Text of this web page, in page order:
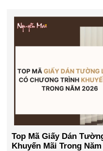
Top Mã Giấy Dán
Khuyến Mãi Trong Năm